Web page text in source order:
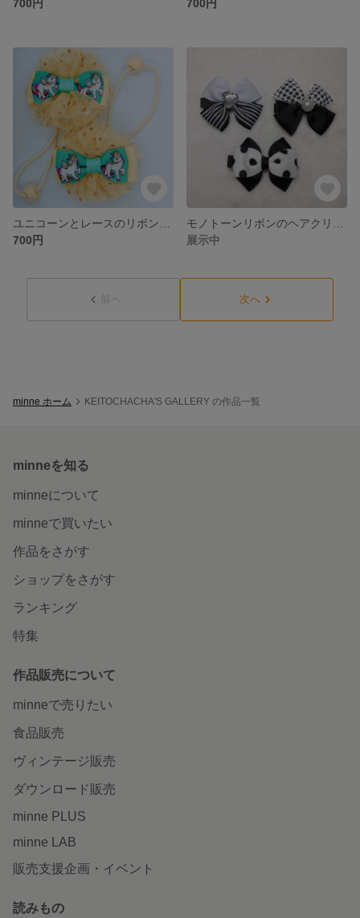
700円
700円
700円
展示中
前へ 次へ
minne ホーム KEITOCHACHA'S GALLERY の作品一覧
minneを知る
minneについて
minneで買いたい
作品をさがす
ショップをさがす
ランキング
特集
作品販売について
minneで売りたい
食品販売
ヴィンテージ販売
ダウンロード販売
minne PLUS
minne LAB
販売支援企画・イベント
読みもの